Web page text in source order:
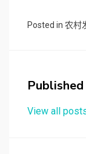
Posted in 农村
View all